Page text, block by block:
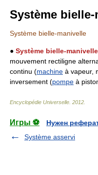
Système
Système bielle-manivelle
● Système bielle-manivelle
mouvement rectiligne
continu (machine à vapeur,
inversement (pompe à
Encyclopédie Universelle 2012
Игры ⚽
Нужен
Système asservi